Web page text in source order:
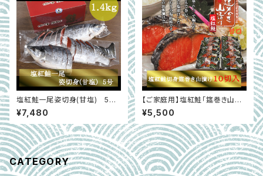
塩紅鮭一尾姿切身(甘塩) 5号
(1.4ｋｇ～1.6ｋｇ)
¥7,480
【ご家庭用】塩紅鮭「筵巻き山漬
け」(甘口) 1切×10入
¥5,500
CATEGORY